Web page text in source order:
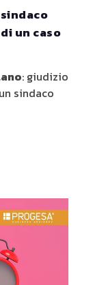
un caso
: giudizio
sindaco